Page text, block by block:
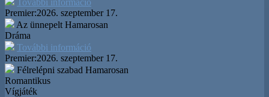
Premier:2026. szeptember 17.
Az ünnepelt Hamarosan
Dráma
További információ
Premier:2026. szeptember 17.
Félrelépni szabad Hamarosan
Romantikus
Vígjáték